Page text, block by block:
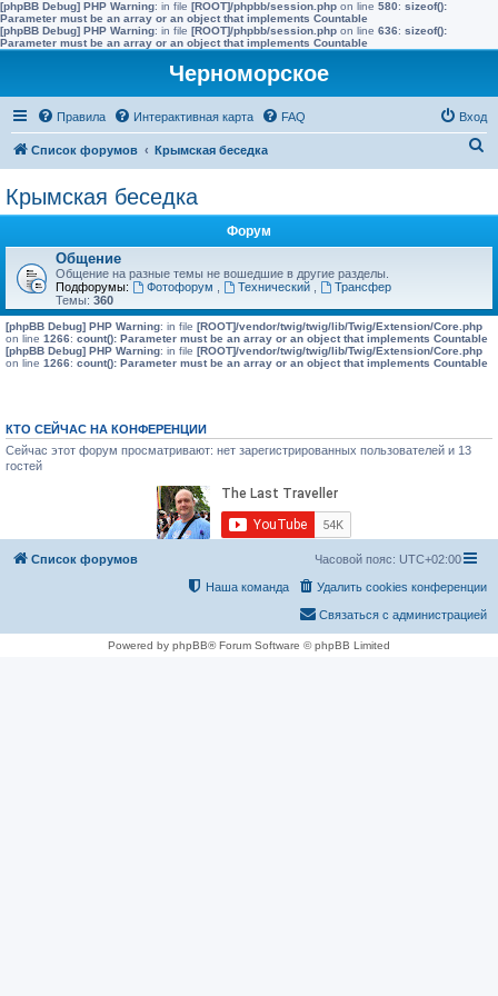
[phpBB Debug] PHP Warning: in file [ROOT]/phpbb/session.php on line 580: sizeof():
Parameter must be an array or an object that implements Countable
[phpBB Debug] PHP Warning: in file [ROOT]/phpbb/session.php on line 636: sizeof():
Parameter must be an array or an object that implements Countable
Черноморское
Правила Интерактивная карта FAQ Вход
Список форумов Крымская беседка
Крымская беседка
Форум
Общение
Общение на разные темы не вошедшие в другие разделы.
Подфорумы:
Фотофорум Технический
Трансфер
Темы: 360
[phpBB Debug] PHP Warning: in file [ROOT]/vendor/twig/twig/lib/Twig/Extension/Core.php
on line 1266: count(): Parameter must be an array or an object that implements Countable
[phpBB Debug] PHP Warning: in file [ROOT]/vendor/twig/twig/lib/Twig/Extension/Core.php
on line 1266: count(): Parameter must be an array or an object that implements Countable
КТО СЕЙЧАС НА КОНФЕРЕНЦИИ
Сейчас этот форум просматривают: нет зарегистрированных пользователей и 13
гостей
Список форумов Часовой пояс: UTC+02:00
Удалить cookies конференции
Наша команда
Связаться с администрацией
Powered by phpBB® Forum Software © phpBB Limited